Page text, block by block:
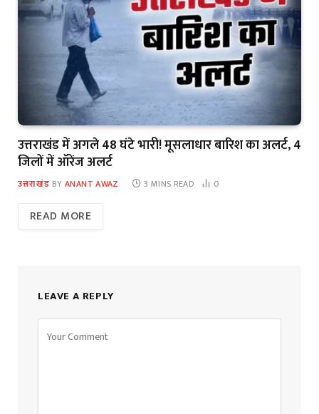
उत्तराखंड में अगले 48 घंटे भारी! मूसलाधार बारिश का अलर्ट, 4
जिलों में ऑरेंज अलर्ट
उत्तराखंड BY ANANT AWAZ 3 MINS READ 0
READ MORE
LEAVE A REPLY